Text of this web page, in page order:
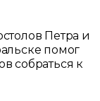
Петра и
помог
собраться к